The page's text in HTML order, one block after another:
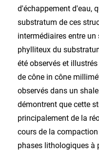
d'échappement d'eau,
substratum de ces
intermédiaires entre
phylliteux du
été observés et
de cône in cône
observés dans un
démontrent que cette
principalement de la
cours de la
phases lithologiques à